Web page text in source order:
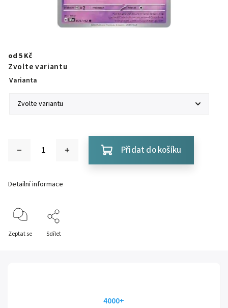
od 5 Kč
Zvolte variantu
Varianta
Přidat do košíku
Detailní informace
Zeptat se Sdílet
4000+